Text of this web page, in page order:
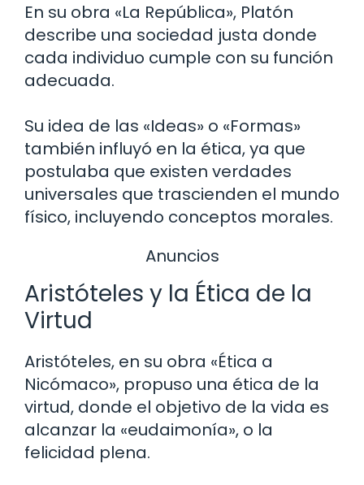
En su obra «La República», Platón
describe una sociedad justa donde
cada individuo cumple con su función
adecuada.
Su idea de las «Ideas» o «Formas»
también influyó en la ética, ya que
postulaba que existen verdades
universales que trascienden el mundo
físico, incluyendo conceptos morales.
Anuncios
Aristóteles y la Ética de la
Virtud
Aristóteles, en su obra «Ética a
Nicómaco», propuso una ética de la
virtud, donde el objetivo de la vida es
alcanzar la «eudaimonía», o la
felicidad plena.